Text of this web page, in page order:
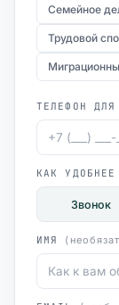
Семейное
Трудовой
ТЕЛЕФОН
КАК УДОБНЕЕ
Звонок
ИМЯ